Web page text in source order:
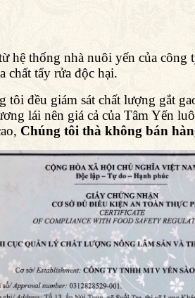
hệ thống nhà nuôi yến của
chất tẩy rửa độc hại.
đều giám sát chất lượng gắt
lái nên giá cả của Tâm Yến
Chúng tôi thà không bán